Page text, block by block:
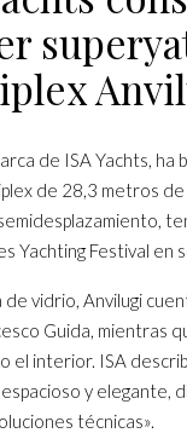
de ISA Yachts, ha
de 28,3 metros
Yachting Festival en
vidrio, Anvilugi
Guida, mientras
el interior. ISA
y elegante,
técnicas».